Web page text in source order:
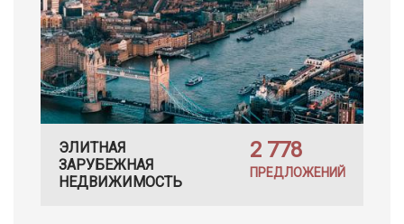
ЭЛИТНАЯ
ЗАРУБЕЖНАЯ
НЕДВИЖИМОСТЬ
2 778
ПРЕДЛОЖЕНИЙ